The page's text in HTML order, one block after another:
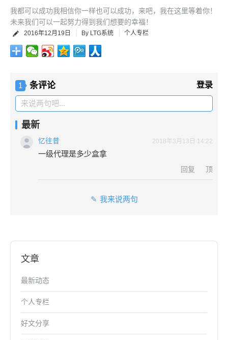
我都可以成功我相信你一样也可以成功，来吧，我在这里等着你！
未来我们可以一起努力得到我们想要的幸福！
2016年12月19日 By LTG系统 个人专栏
1 条评论 登录
来说两句吧...
最新
忆往昔 2018年3月13日 14:22
一级代理是多少盒拿
回复 顶
我来说两句
文章
最新动态
个人专栏
好文分享